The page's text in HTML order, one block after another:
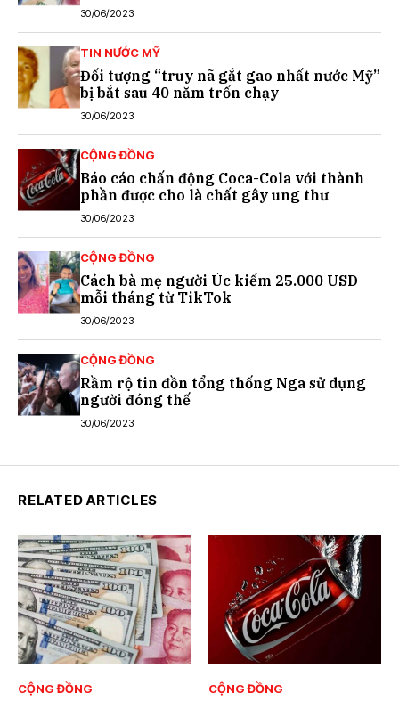
30/06/2023
TIN NƯỚC MỸ
Đối tượng “truy nã gắt gao nhất nước Mỹ”
bị bắt sau 40 năm trốn chạy
30/06/2023
CỘNG ĐỒNG
Báo cáo chấn động Coca-Cola với thành
phần được cho là chất gây ung thư
30/06/2023
CỘNG ĐỒNG
Cách bà mẹ người Úc kiếm 25.000 USD
mỗi tháng từ TikTok
30/06/2023
CỘNG ĐỒNG
Rầm rộ tin đồn tổng thống Nga sử dụng
người đóng thế
30/06/2023
RELATED ARTICLES
CỘNG ĐỒNG CỘNG ĐỒNG